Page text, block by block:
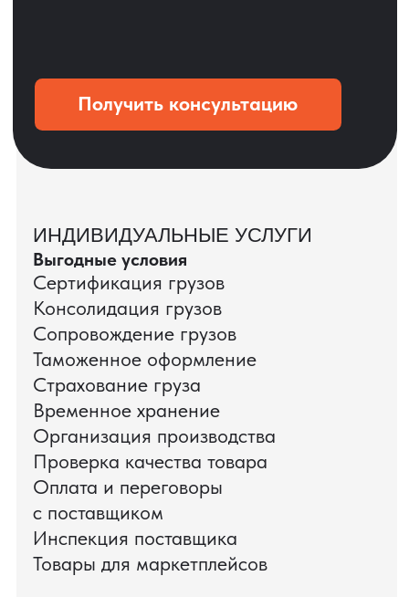
КЕЙС ПАО «РОСТЕЛЕКОМ»
ПАО «Ростелеком» доверяет нам полный
цикл международных поставок — от
поиска и проверки поставщиков до
доставки оборудования.
Мы обеспечили полный цикл работ:
проверку продукции, логистику,
таможенное оформление и контроль
сроков. В результате все товары были
доставлены точно в срок и без
дополнительных рисков.
PRO TORG — проверенный партнёр по
международной логистике для ведущих
федеральных компаний.
Оставить заявку